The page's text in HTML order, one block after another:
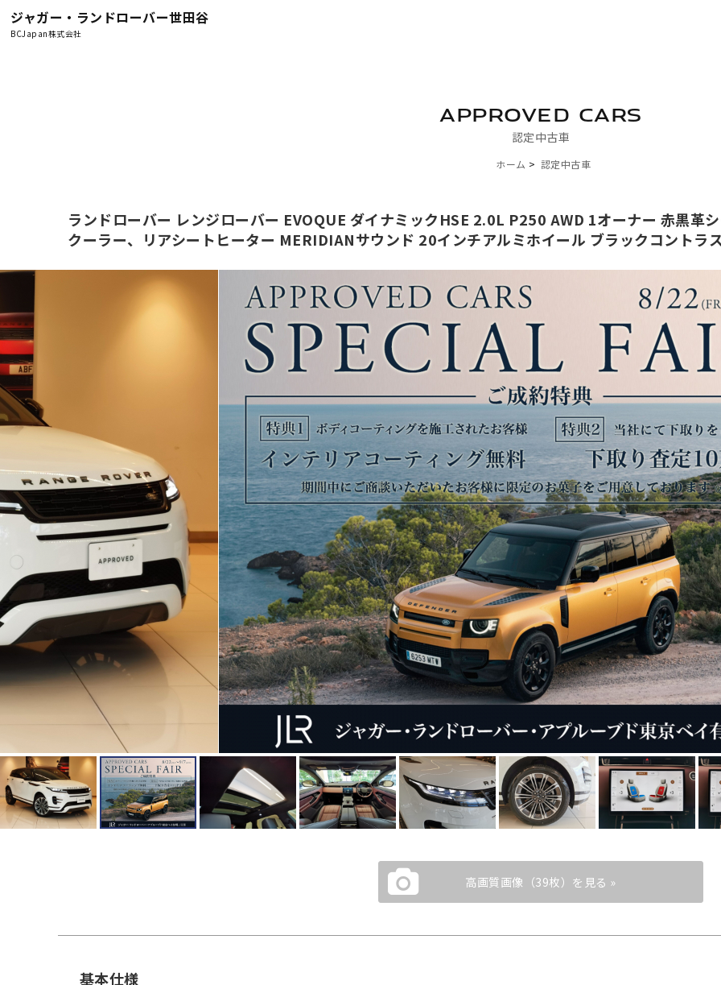
ジャガー・ランドローバー世田谷
BCJapan株式会社
認定中古車
APPROVED CARS
ホーム 認定中古車
ランドローバー レンジローバー EVOQUE ダイナミックHSE 2.0L P250 AWD 1オーナー 赤黒革
クーラー、リアシートヒーター MERIDIANサウンド 20インチアルミホイール ブラックコントラ
高画質画像（39枚）を見る »
基本仕様